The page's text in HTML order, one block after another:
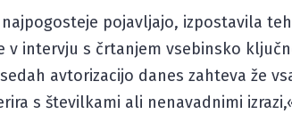
pojavljajo, izpostavila
v intervju s črtanjem vsebinsko
avtorizacijo danes zahteva že
s številkami ali nenavadnimi